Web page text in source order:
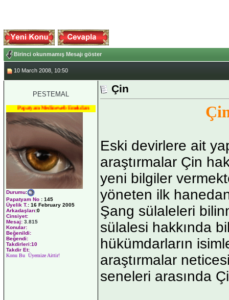
Birinci okunmamış Mesajı göster
10 March 2008, 10:50
PESTEMAL
Papatyam Medineweb Emekdarı
Durumu:
Papatyam No : 145
Üyelik T.: 16 February 2005
Arkadaşları:0
Cinsiyet:
Mesaj: 3.815
Konular:
Beğenildi:
Beğendi:
Takdirleri:10
Takdir Et:
Konu Bu Üyemize Aittir!
Çin
Eski devirlere ait
araştırmalar Çin
yeni bilgiler
yöneten ilk
Şang sülaleleri
sülalesi hakkında
hükümdarların
araştırmalar
seneleri arasında